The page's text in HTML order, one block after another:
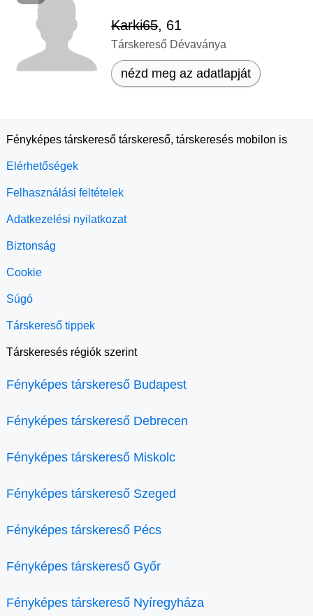
Karki65, 61
Társkereső Dévaványa
nézd meg az adatlapját
Fényképes társkereső társkereső, társkeresés mobilon is
Elérhetőségek
Felhasználási feltételek
Adatkezelési nyilatkozat
Biztonság
Cookie
Súgó
Társkereső tippek
Társkeresés régiók szerint
Fényképes társkereső Budapest
Fényképes társkereső Debrecen
Fényképes társkereső Miskolc
Fényképes társkereső Szeged
Fényképes társkereső Pécs
Fényképes társkereső Győr
Fényképes társkereső Nyíregyháza